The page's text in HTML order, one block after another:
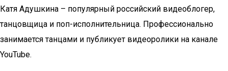
Катя Адушкина – популярный российский видеоблогер,
танцовщица и поп-исполнительница. Профессионально
занимается танцами и публикует видеоролики на канале
YouTube.